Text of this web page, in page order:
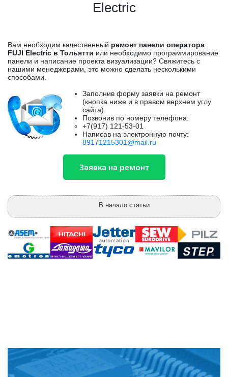
Electric
Вам необходим качественный ремонт панели оператора
FUJI Electric в Тольятти или необходимо программирование
панели и написание проекта визуализации? Свяжитесь с
нашими менеджерами, это можно сделать несколькими
способами.
Заполнив форму заявки на ремонт
(кнопка ниже и в правом верхнем углу
сайта)
Позвонив по номеру телефона:
+7(917) 121-53-01
Написав на электронную почту:
89171215301@mail.ru
В начало статьи